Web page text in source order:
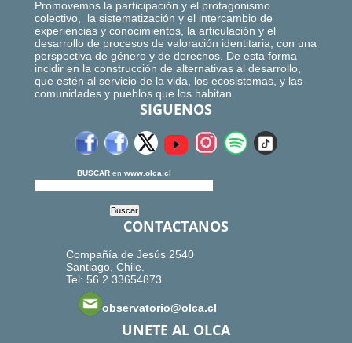
Promovemos la participación y el protagonismo
colectivo, la sistematización y el intercambio de
experiencias y conocimientos, la articulación y el
desarrollo de procesos de valoración identitaria, con una
perspectiva de género y de derechos. De esta forma
incidir en la construcción de alternativas al desarrollo,
que estén al servicio de la vida, los ecosistemas, y las
comunidades y pueblos que los habitan.
SIGUENOS
BUSCAR en www.olca.cl
CONTACTANOS
Compañía de Jesús 2540
Santiago, Chile.
Tel: 56.2.33654873
observatorio@olca.cl
UNETE AL OLCA